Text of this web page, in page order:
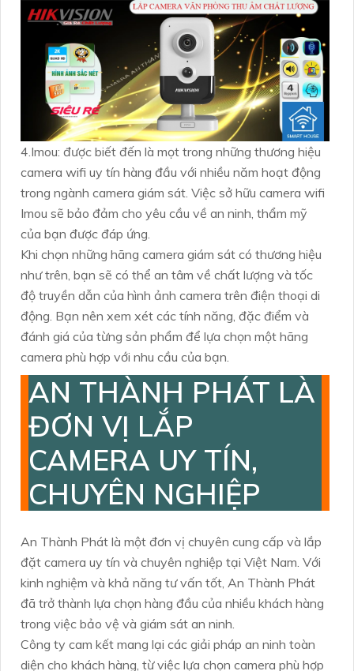
4.Imou: được biết đến là mọt trong những thương hiệu
camera wifi uy tín hàng đầu với nhiều năm hoạt động
trong ngành camera giám sát. Việc sở hữu camera wifi
Imou sẽ bảo đảm cho yêu cầu về an ninh, thẩm mỹ
của bạn được đáp ứng.
Khi chọn những hãng camera giám sát có thương hiệu
như trên, bạn sẽ có thể an tâm về chất lượng và tốc
độ truyền dẫn của hình ảnh camera trên điện thoại di
động. Bạn nên xem xét các tính năng, đặc điểm và
đánh giá của từng sản phẩm để lựa chọn một hãng
camera phù hợp với nhu cầu của bạn.
AN THÀNH PHÁT LÀ
ĐƠN VỊ LẮP
CAMERA UY TÍN,
CHUYÊN NGHIỆP
An Thành Phát là một đơn vị chuyên cung cấp và lắp
đặt camera uy tín và chuyên nghiệp tại Việt Nam. Với
kinh nghiệm và khả năng tư vấn tốt, An Thành Phát
đã trở thành lựa chọn hàng đầu của nhiều khách hàng
trong việc bảo vệ và giám sát an ninh.
Công ty cam kết mang lại các giải pháp an ninh toàn
diện cho khách hàng, từ việc lựa chọn camera phù hợp